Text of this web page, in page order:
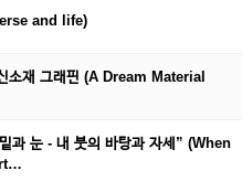
and life)
소재 그래핀 (A Dream Material
과 눈 - 내 붓의 바탕과 자세” (When